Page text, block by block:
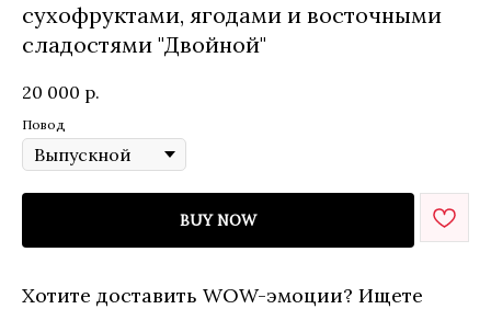
сухофруктами, ягодами и восточными
сладостями "Двойной"
20 000 р.
Повод
BUY NOW
Хотите доставить WOW-эмоции? Ищете